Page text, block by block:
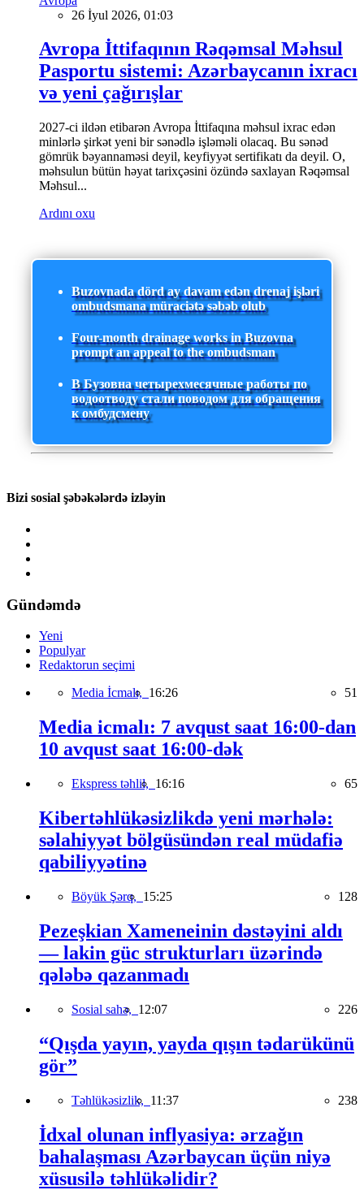
26 İyul 2026, 01:03
Avropa İttifaqının Rəqəmsal Məhsul
Pasportu sistemi: Azərbaycanın ixracı
və yeni çağırışlar
2027-ci ildən etibarən Avropa İttifaqına məhsul ixrac edən
minlərlə şirkət yeni bir sənədlə işləməli olacaq. Bu sənəd
gömrük bəyannaməsi deyil, keyfiyyət sertifikatı da deyil. O,
məhsulun bütün həyat tarixçəsini özündə saxlayan Rəqəmsal
Məhsul...
Ardını oxu
Buzovnada dörd ay davam edən drenaj işləri
ombudsmana müraciətə səbəb olub
Four-month drainage works in Buzovna
prompt an appeal to the ombudsman
В Бузовна четырехмесячные работы по
водоотводу стали поводом для обращения
к омбудсмену
Bizi sosial şəbəkələrdə izləyin
Gündəmdə
Yeni
Populyar
Redaktorun seçimi
Media İcmalı, 16:26 51
Media icmalı: 7 avqust saat 16:00-dan
10 avqust saat 16:00-dək
Ekspress təhlil, 16:16 65
Kibertəhlükəsizlikdə yeni mərhələ:
səlahiyyət bölgüsündən real müdafiə
qabiliyyətinə
Böyük Şərq, 15:25 128
Pezeşkian Xameneinin dəstəyini aldı
— lakin güc strukturları üzərində
qələbə qazanmadı
Sosial sahə, 12:07 226
“Qışda yayın, yayda qışın tədarükünü
gör”
Təhlükəsizlik, 11:37 238
İdxal olunan inflyasiya: ərzağın
bahalaşması Azərbaycan üçün niyə
xüsusilə təhlükəlidir?